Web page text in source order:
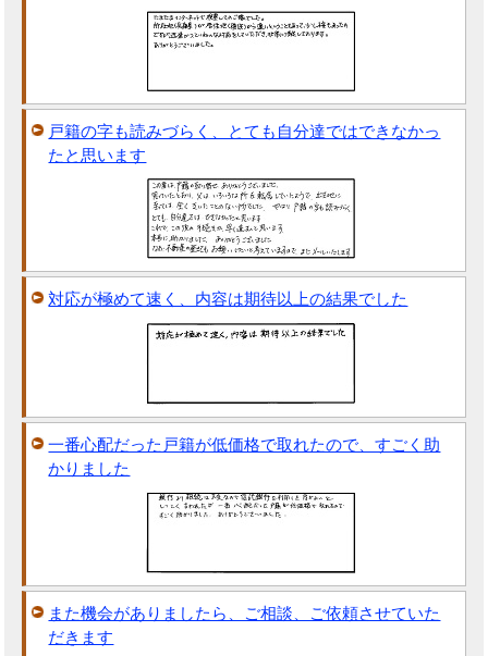
戸籍の字も読みづらく、とても自分達ではできなかっ
たと思います
対応が極めて速く、内容は期待以上の結果でした
一番心配だった戸籍が低価格で取れたので、すごく助
かりました
また機会がありましたら、ご相談、ご依頼させていた
だきます